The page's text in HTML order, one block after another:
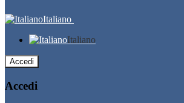
Italiano
Italiano
Accedi
Accedi